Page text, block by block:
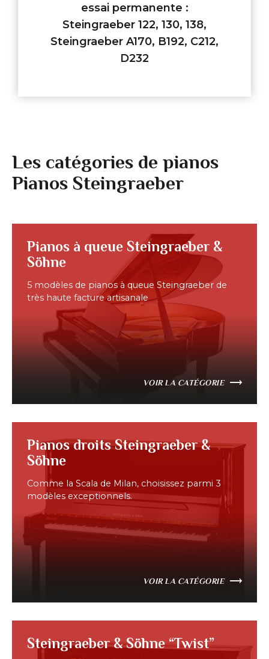
essai permanente :
Steingraeber 122, 130, 138,
Steingraeber A170, B192, C212,
D232
Les catégories de pianos
Pianos Steingraeber
Pianos à queue Steingraeber &
Söhne
5 modèles de pianos à queue Steingraeber de
très haute facture artisanale
VOIR LA CATÉGORIE
Pianos droits Steingraeber &
Söhne
Comme la Scala de Milan, choisissez parmi 3
modèles exceptionnels.
VOIR LA CATÉGORIE
Steingraeber & Söhne “Twist”